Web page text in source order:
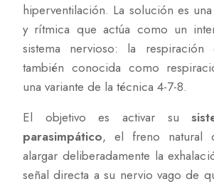
hiperventilación. La solución es
y rítmica que actúa como un
sistema nervioso: la
también conocida como
una variante de la técnica 4-7-8.
El objetivo es activar su
parasimpático, el freno natural
alargar deliberadamente la
señal directa a su nervio vago de